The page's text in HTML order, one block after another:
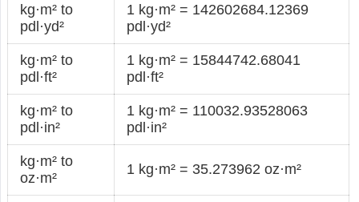
kg·m² to
pdl·yd²
1 kg·m² = 142602684.12369
pdl·yd²
kg·m² to
pdl·ft²
1 kg·m² = 15844742.68041
pdl·ft²
kg·m² to
pdl·in²
1 kg·m² = 110032.93528063
pdl·in²
kg·m² to
oz·m²
1 kg·m² = 35.273962 oz·m²